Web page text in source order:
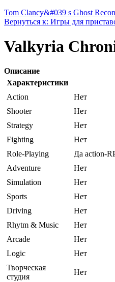
Tom Clancy&#039 s Ghost
Вернуться к: Игры для
Valkyria
Описание
Характеристики
Action
Нет
Shooter
Нет
Strategy
Нет
Fighting
Нет
Role-Playing
Да action-
Adventure
Нет
Simulation
Нет
Sports
Нет
Driving
Нет
Rhytm & Music
Нет
Arcade
Нет
Logic
Нет
Творческая
студия
Нет